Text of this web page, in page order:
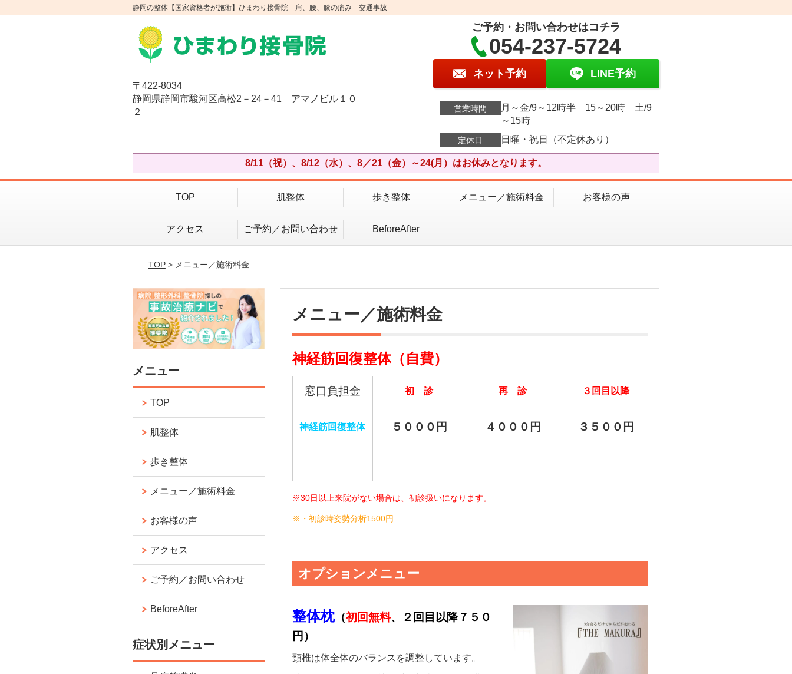
静岡の整体【国家資格者が施術】ひまわり接骨院 肩、腰、膝の痛み 交通事故
〒422-8034
静岡県静岡市駿河区高松2－24－41 アマノビル１０
２
ご予約・お問い合わせはコチラ
054-237-5724
ネット予約 LINE予約
営業時間
月～金/9～12時半 15～20時 土/9
～15時
定休日 日曜・祝日（不定休あり）
8/11（祝）、8/12（水）、8／21（金）～24(月）はお休みとなります。
TOP 肌整体 歩き整体 メニュー／施術料金 お客様の声
アクセス ご予約／お問い合わせ BeforeAfter
TOP> メニュー／施術料金
メニュー／施術料金
神経筋回復整体（自費）
窓口負担金 初 診 再 診 ３回目以降
神経筋回復整体 ５０００円 ４０００円 ３５００円
※30日以上来院がない場合は、初診扱いになります。
※・初診時姿勢分析1500円
オプションメニュー
整体枕（初回無料、２回目以降７５０
円）
頸椎は体全体のバランスを調整しています。
メニュー
TOP
肌整体
歩き整体
メニュー／施術料金
お客様の声
アクセス
ご予約／お問い合わせ
BeforeAfter
症状別メニュー